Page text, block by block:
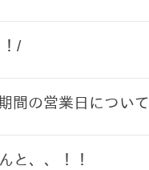
/
間の営業日について
と、、！！